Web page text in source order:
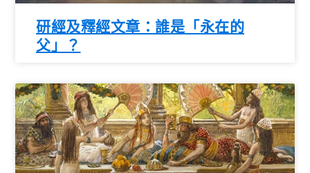
研經及釋經文章：誰是「永在的
父」？